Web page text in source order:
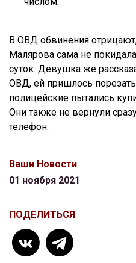
В ОВД обвинения
Малярова сама не
суток. Девушка же
ОВД, ей пришлось
полицейские пытались
Они также не вернули
телефон.
Ваши Новости
01 ноября 2021
ПОДЕЛИТЬСЯ